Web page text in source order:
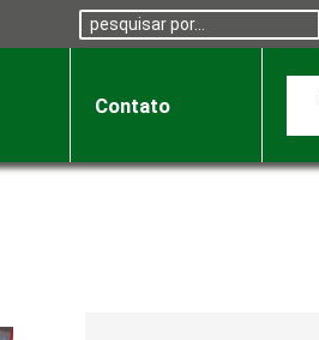
Pesquisa:
Contato